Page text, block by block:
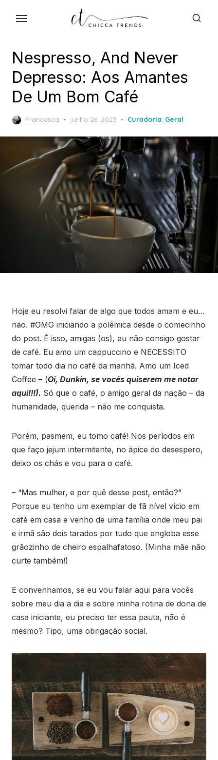
Nespresso, And Never
Depresso: Aos Amantes
De Um Bom Café
Francesca
Posted
junho 26, 2023 Curadoria, Geral
Hoje eu resolvi falar de algo que todos amam e eu…
não. #OMG iniciando a polêmica desde o comecinho
do post. É isso, amigas (os), eu não consigo gostar
de café. Eu amo um cappuccino e NECESSITO
tomar todo dia no café da manhã. Amo um Iced
Coffee – (Oi, Dunkin, se vocês quiserem me notar
aqui!!!). Só que o café, o amigo geral da nação – da
humanidade, querida – não me conquista.
Porém, pasmem, eu tomo café! Nos períodos em
que faço jejum intermitente, no ápice do desespero,
deixo os chás e vou para o café.
– “Mas mulher, e por quê desse post, então?”
Porque eu tenho um exemplar de fã nível vício em
café em casa e venho de uma família onde meu pai
e irmã são dois tarados por tudo que engloba esse
grãozinho de cheiro espalhafatoso. (Minha mãe não
curte também!)
E convenhamos, se eu vou falar aqui para vocês
sobre meu dia a dia e sobre minha rotina de dona de
casa iniciante, eu preciso ter essa pauta, não é
mesmo? Tipo, uma obrigação social.